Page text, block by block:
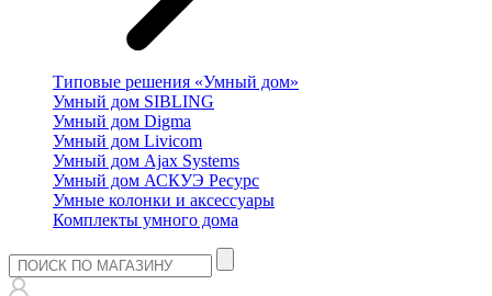
Типовые решения «Умный дом»
Умный дом SIBLING
Умный дом Digma
Умный дом Livicom
Умный дом Ajax Systems
Умный дом АСКУЭ Ресурс
Умные колонки и аксессуары
Комплекты умного дома